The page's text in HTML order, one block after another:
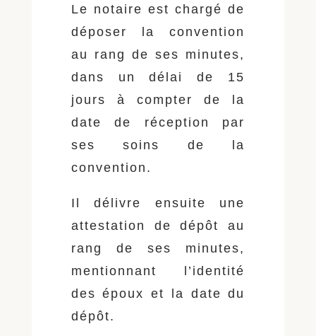
Le notaire est chargé de
déposer la convention
au rang de ses minutes,
dans un délai de 15
jours à compter de la
date de réception par
ses soins de la
convention.
Il délivre ensuite une
attestation de dépôt au
rang de ses minutes,
mentionnant l’identité
des époux et la date du
dépôt.